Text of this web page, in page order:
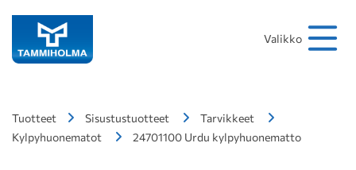
Valikko
Tuotteet Sisustustuotteet
Tarvikkeet
Kylpyhuonematot
24701100 Urdu kylpyhuonematto